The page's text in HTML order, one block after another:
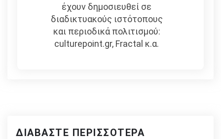
έχουν δημοσιευθεί σε
διαδικτυακούς ιστότοπους
και περιοδικά πολιτισμού:
culturepoint.gr, Fractal κ.α.
ΔΙΑΒΆΣΤΕ ΠΕΡΙΣΣΌΤΕΡΑ